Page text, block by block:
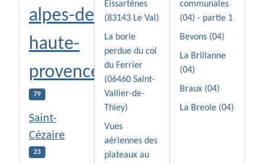
alpes-de-
haute-
provence
79
Saint-
Cézaire
23
Eissartènes
(83143 Le Val)
La borie
perdue du col
du Ferrier
(06460 Saint-
Vallier-de-
Thiey)
Vues
aériennes des
plateaux au
communales
(04) - partie 1
Bevons (04)
La Brillanne
(04)
Braux (04)
La Breole (04)